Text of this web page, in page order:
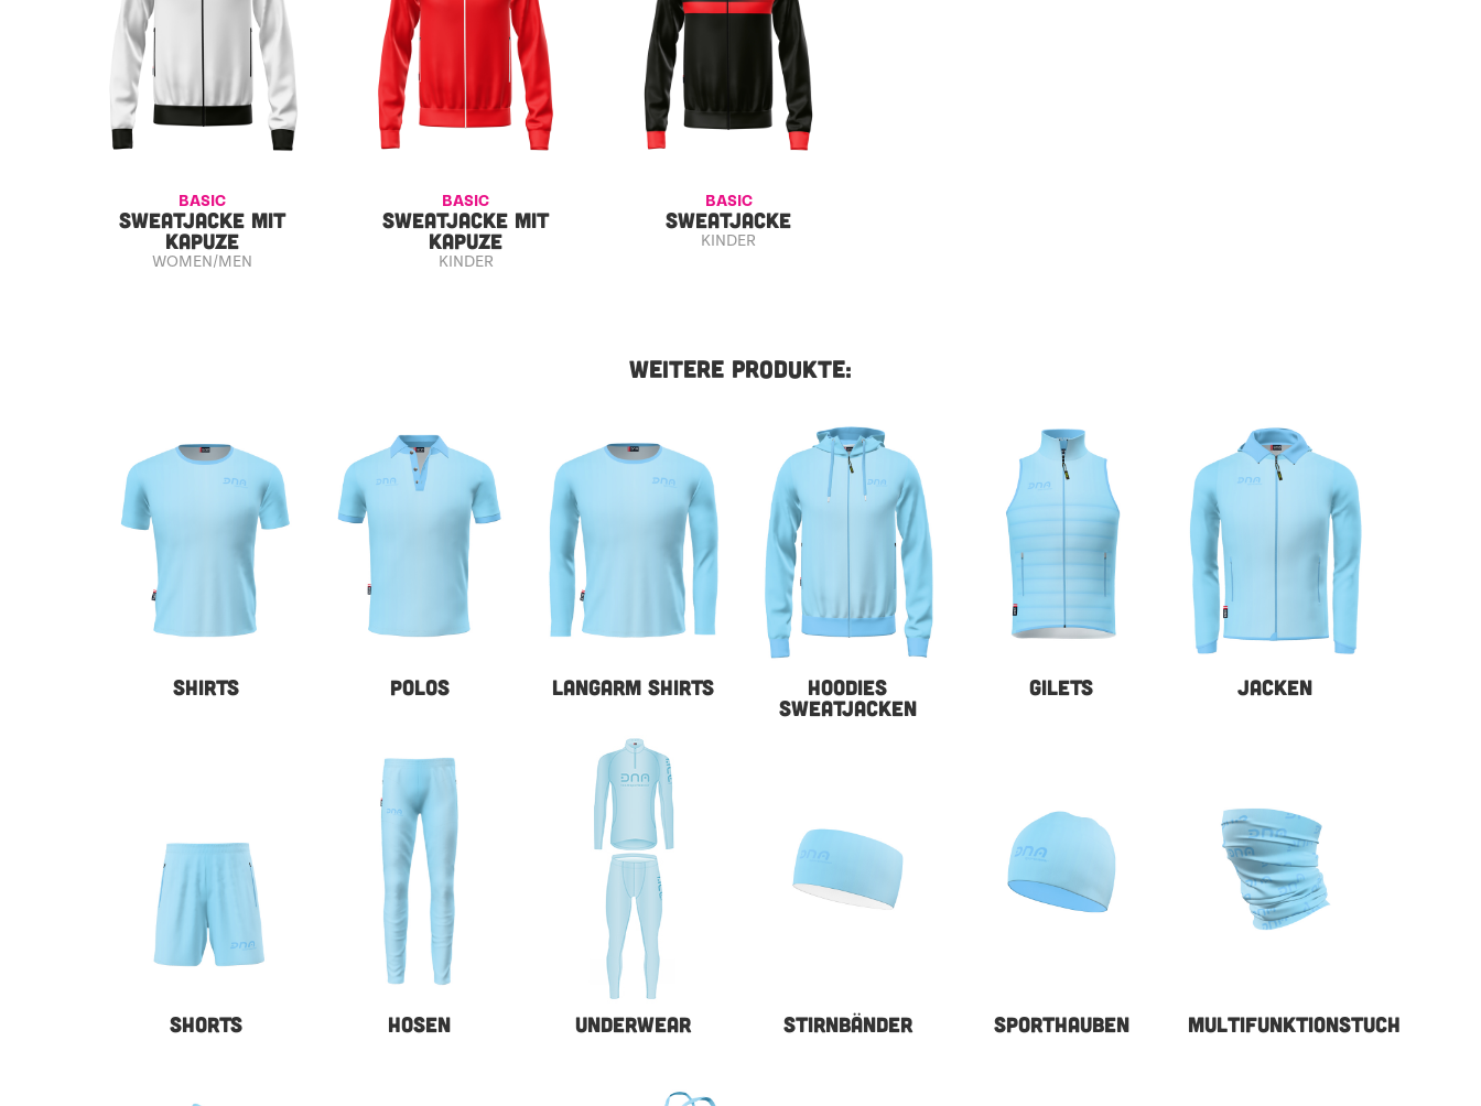
BASIC
SWEATJACKE MIT
KAPUZE
WOMEN/MEN
BASIC
SWEATJACKE MIT
KAPUZE
KINDER
BASIC
SWEATJACKE
KINDER
WEITERE PRODUKTE:
SHIRTS POLOS LANGARM SHIRTS
HOODIES
SWEATJACKEN
GILETS JACKEN
SHORTS HOSEN UNDERWEAR STIRNBÄNDER SPORTHAUBEN MULTIFUNKTIONSTUCH